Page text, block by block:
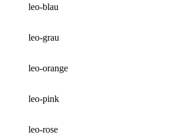
leo-blau
leo-grau
leo-orange
leo-pink
leo-rose